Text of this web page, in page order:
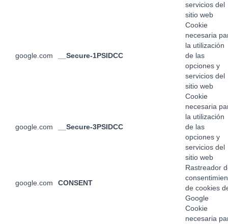
servicios del
sitio web
google.com __Secure-1PSIDCC
Cookie
necesaria
la utilización
de las
opciones y
servicios del
sitio web
google.com __Secure-3PSIDCC
Cookie
necesaria
la utilización
de las
opciones y
servicios del
sitio web
google.com CONSENT
Rastreador
de cookies
Google
Cookie
necesaria